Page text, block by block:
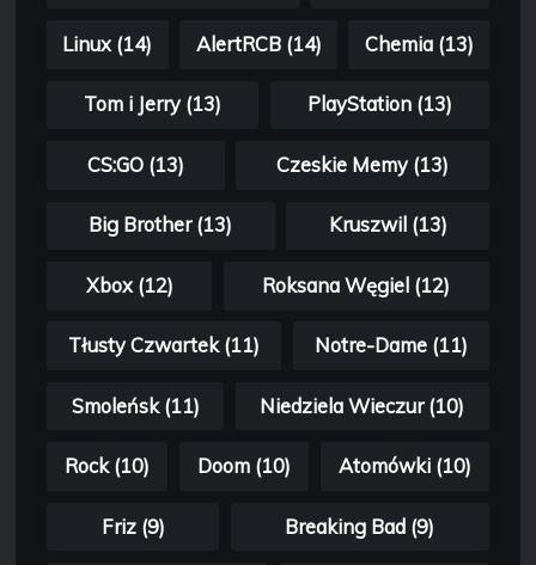
Linux (14) AlertRCB (14) Chemia (13)
Tom i Jerry (13) PlayStation (13)
CS:GO (13) Czeskie Memy (13)
Big Brother (13) Kruszwil (13)
Xbox (12) Roksana Węgiel (12)
Tłusty Czwartek (11) Notre-Dame (11)
Smoleńsk (11) Niedziela Wieczur (10)
Rock (10) Doom (10) Atomówki (10)
Friz (9) Breaking Bad (9)